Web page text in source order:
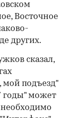
Восточное
других.
сказал,
подъезд"
годы" может
необходимо